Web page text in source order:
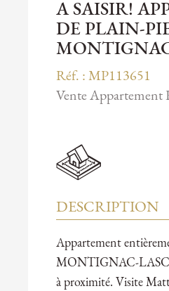
A SAISIR!
DE PLAIN-
Réf. : MP113651
Vente
DESCRIPTION
Appartement
MONTIGNAC-
à proximité. Visite